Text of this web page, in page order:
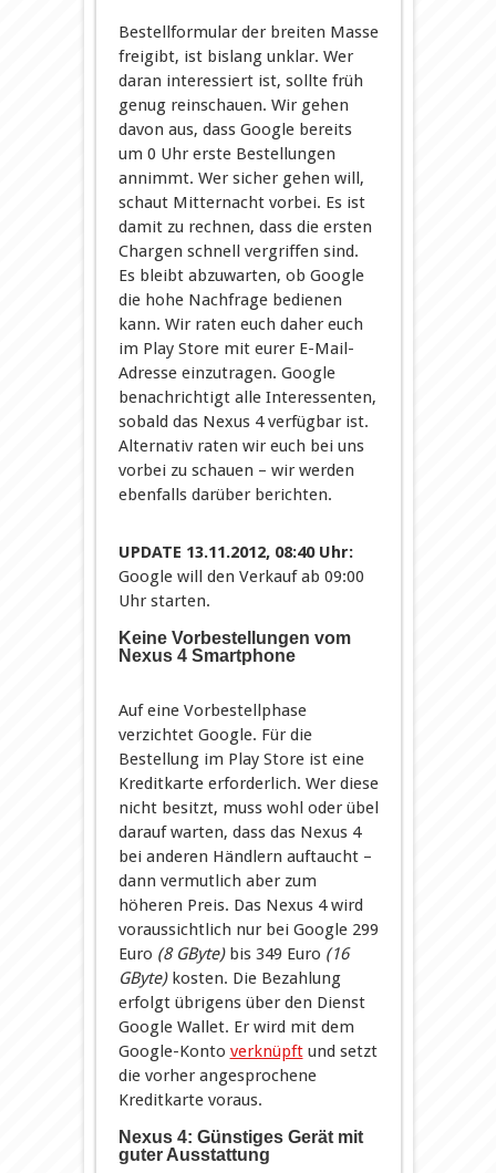
Bestellformular der breiten Masse
freigibt, ist bislang unklar. Wer
daran interessiert ist, sollte früh
genug reinschauen. Wir gehen
davon aus, dass Google bereits
um 0 Uhr erste Bestellungen
annimmt. Wer sicher gehen will,
schaut Mitternacht vorbei. Es ist
damit zu rechnen, dass die ersten
Chargen schnell vergriffen sind.
Es bleibt abzuwarten, ob Google
die hohe Nachfrage bedienen
kann. Wir raten euch daher euch
im Play Store mit eurer E-Mail-
Adresse einzutragen. Google
benachrichtigt alle Interessenten,
sobald das Nexus 4 verfügbar ist.
Alternativ raten wir euch bei uns
vorbei zu schauen – wir werden
ebenfalls darüber berichten.
UPDATE 13.11.2012, 08:40 Uhr:
Google will den Verkauf ab 09:00
Uhr starten.
Keine Vorbestellungen vom
Nexus 4 Smartphone
Auf eine Vorbestellphase
verzichtet Google. Für die
Bestellung im Play Store ist eine
Kreditkarte erforderlich. Wer diese
nicht besitzt, muss wohl oder übel
darauf warten, dass das Nexus 4
bei anderen Händlern auftaucht –
dann vermutlich aber zum
höheren Preis. Das Nexus 4 wird
voraussichtlich nur bei Google 299
Euro (8 GByte)bis 349 Euro (16
GByte)kosten. Die Bezahlung
erfolgt übrigens über den Dienst
Google Wallet. Er wird mit dem
Google-Konto verknüpftund setzt
die vorher angesprochene
Kreditkarte voraus.
Nexus 4: Günstiges Gerät mit
guter Ausstattung